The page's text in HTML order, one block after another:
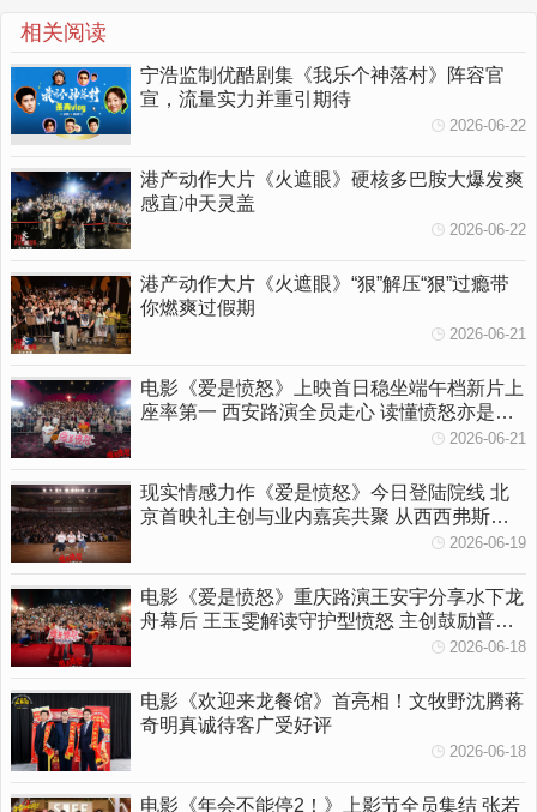
相关阅读
宁浩监制优酷剧集《我乐个神落村》阵容官
宣，流量实力并重引期待
2026-06-22
港产动作大片《火遮眼》硬核多巴胺大爆发爽
感直冲天灵盖
2026-06-22
港产动作大片《火遮眼》“狠”解压“狠”过瘾带
你燃爽过假期
2026-06-21
电影《爱是愤怒》上映首日稳坐端午档新片上
座率第一 西安路演全员走心 读懂愤怒亦是温
2026-06-21
现实情感力作《爱是愤怒》今日登陆院线 北
京首映礼主创与业内嘉宾共聚 从西西弗斯到
2026-06-19
电影《爱是愤怒》重庆路演王安宇分享水下龙
舟幕后 王玉雯解读守护型愤怒 主创鼓励普通
2026-06-18
电影《欢迎来龙餐馆》首亮相！文牧野沈腾蒋
奇明真诚待客广受好评
2026-06-18
电影《年会不能停2！》上影节全员集结 张若